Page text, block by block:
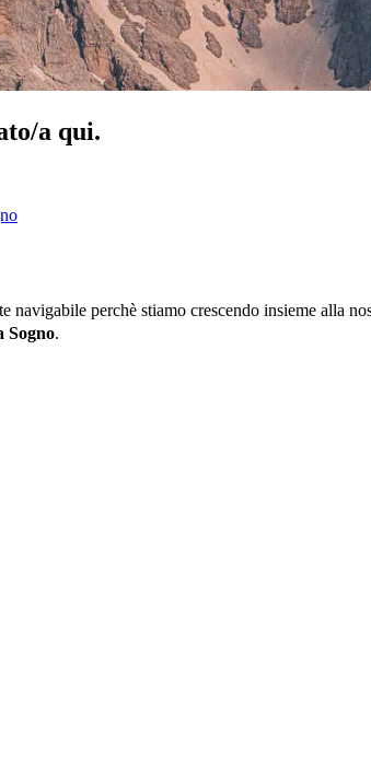
a qui.
navigabile perchè stiamo crescendo insieme alla
Sogno.